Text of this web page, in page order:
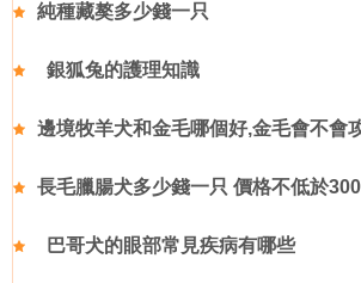
純種藏獒多少錢一只
銀狐兔的護理知識
邊境牧羊犬和金毛哪個好,金毛會不會
長毛臘腸犬多少錢一只 價格不低於
巴哥犬的眼部常見疾病有哪些